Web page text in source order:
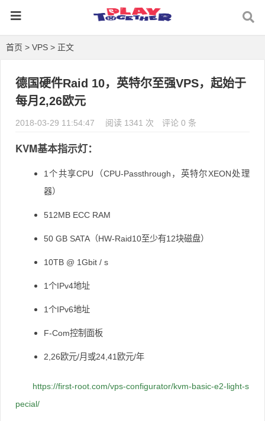
首页 > VPS > 正文
德国硬件Raid 10，英特尔至强VPS，起始于
每月2,26欧元
2018-03-29 11:54:47 阅读 1341 次 评论 0 条
KVM基本指示灯：
1个共享CPU（CPU-Passthrough，英特尔XEON处理
器）
512MB ECC RAM
50 GB SATA（HW-Raid10至少有12块磁盘）
10TB @ 1Gbit / s
1个IPv4地址
1个IPv6地址
F-Com控制面板
2,26欧元/月或24,41欧元/年
https://first-root.com/vps-configurator/kvm-basic-e2-light-s
pecial/